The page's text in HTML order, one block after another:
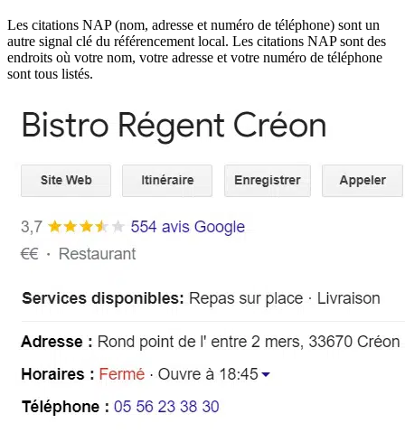
Les citations NAP (nom, adresse et numéro de téléphone) sont un
autre signal clé du référencement local. Les citations NAP sont des
endroits où votre nom, votre adresse et votre numéro de téléphone
sont tous listés.